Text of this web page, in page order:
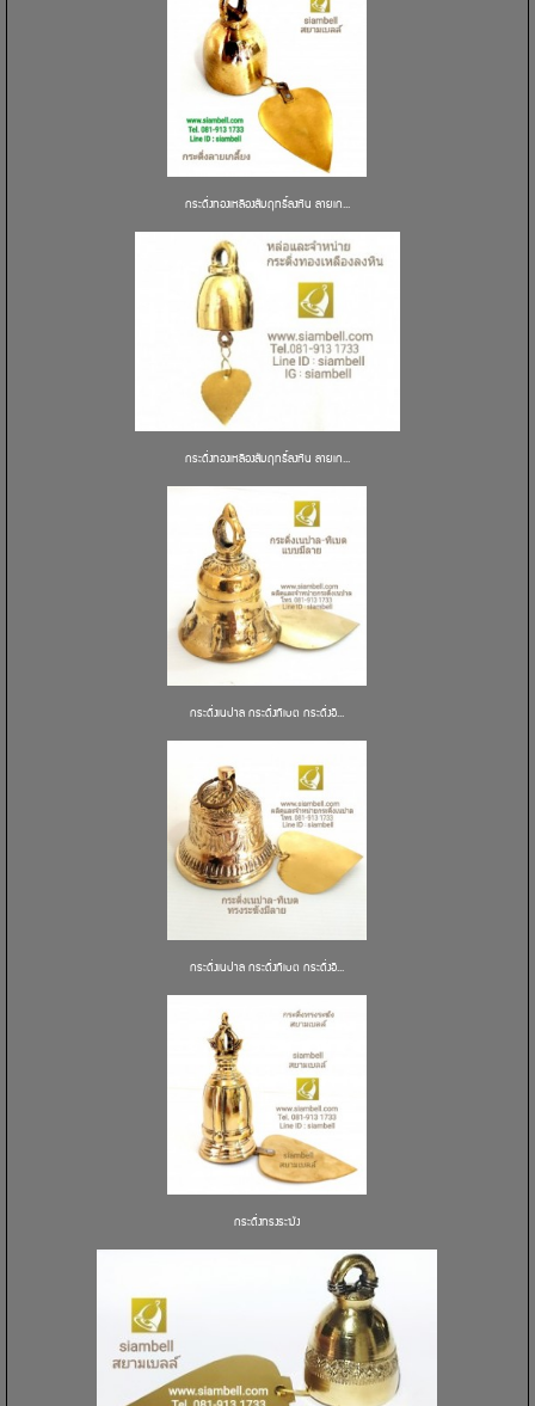
กระดิ่งทองเหลืองสัมฤทธิ์ลงหิน ลายเก...
กระดิ่งทองเหลืองสัมฤทธิ์ลงหิน ลายเก...
กระดิ่งเนปาล กระดิ่งทิเบต กระดิ่งอิ...
กระดิ่งเนปาล กระดิ่งทิเบต กระดิ่งอิ...
กระดิ่งทรงระฆัง